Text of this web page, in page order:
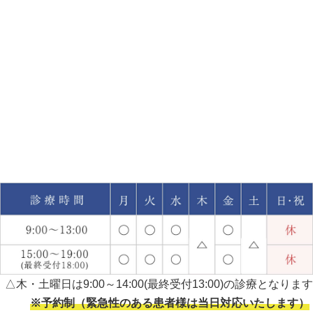
△木・土曜日は9:00～14:00(最終受付13:00)の診療となります
※予約制（緊急性のある患者様は当日対応いたします）